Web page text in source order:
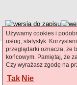
INFORMACJA PUBLICZNA
Dostęp do
Ponowne
Rejestr wniosków o
NABÓR NA WOLNE
Wyniki naboru
metryczka
Ostatnia aktualizacja BIP:
Polityka Cookies
CMS i hosting: Logonet Sp. z
Używamy cookies i
usług, statystyk.
przeglądarki oznacza, że
końcowym. Pamiętaj, że
Czy wyrażasz zgodę na
Tak Nie